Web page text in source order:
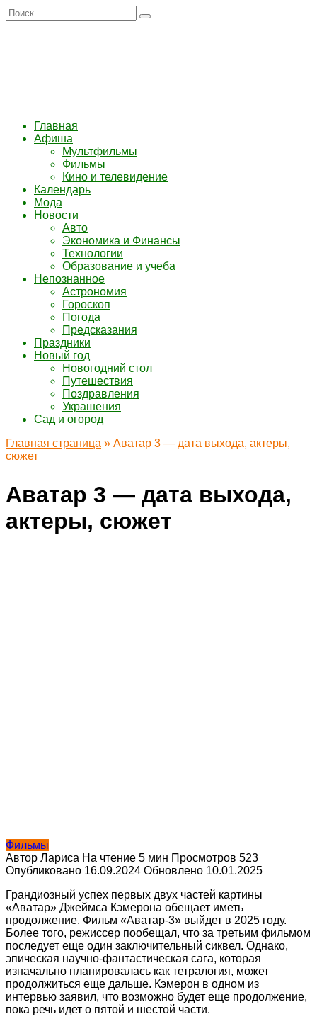
Перейти
к
Search
for:
Главная
Афиша
Мультфильмы
Фильмы
Кино и телевидение
Календарь
Мода
Новости
Авто
Экономика и Финансы
Технологии
Образование и учеба
Непознанное
Астрономия
Гороскоп
Погода
Предсказания
Праздники
Новый год
Новогодний стол
Путешествия
Поздравления
Украшения
Сад и огород
Главная страница » Аватар 3 — дата выхода, актеры,
сюжет
Аватар 3 — дата выхода,
актеры, сюжет
Фильмы
Автор Лариса На чтение 5 мин Просмотров 523
Опубликовано 16.09.2024 Обновлено 10.01.2025
Грандиозный успех первых двух частей картины
«Аватар» Джеймса Кэмерона обещает иметь
продолжение. Фильм «Аватар-3» выйдет в 2025 году.
Более того, режиссер пообещал, что за третьим фильмом
последует еще один заключительный сиквел. Однако,
эпическая научно-фантастическая сага, которая
изначально планировалась как тетралогия, может
продолжиться еще дальше. Кэмерон в одном из
интервью заявил, что возможно будет еще продолжение,
пока речь идет о пятой и шестой части.